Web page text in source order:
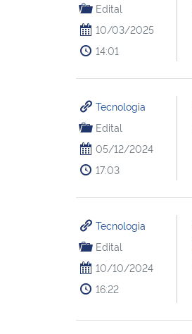
Edital
10/03/2025
14:01
Tecnologia
Edital
05/12/2024
17:03
Tecnologia
Edital
10/10/2024
16:22